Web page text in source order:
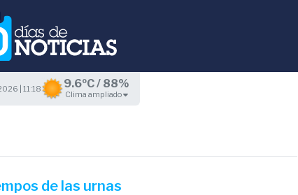
| 11:18 9.6ºC / 88%
Clima ampliado
de las urnas